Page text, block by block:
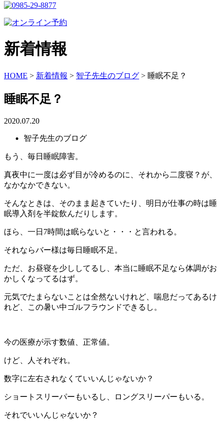
新着情報
HOME > 新着情報 > 智子先生のブログ > 睡眠不足？
睡眠不足？
2020.07.20
智子先生のブログ
もう、毎日睡眠障害。
真夜中に一度は必ず目が冷めるのに、それから二度寝？が、
なかなかできない。
そんなときは、そのまま起きていたり、明日が仕事の時は睡
眠導入剤を半錠飲んだりします。
ほら、一日7時間は眠らないと・・・と言われる。
それならバー様は毎日睡眠不足。
ただ、お昼寝を少ししてるし、本当に睡眠不足なら体調がお
かしくなってるはず。
元気でたまらないことは全然ないけれど、喘息だってあるけ
れど、この暑い中ゴルフラウンドできるし。
今の医療が示す数値、正常値。
けど、人それぞれ。
数字に左右されなくていいんじゃないか？
ショートスリーパーもいるし、ロングスリーパーもいる。
それでいいんじゃないか？